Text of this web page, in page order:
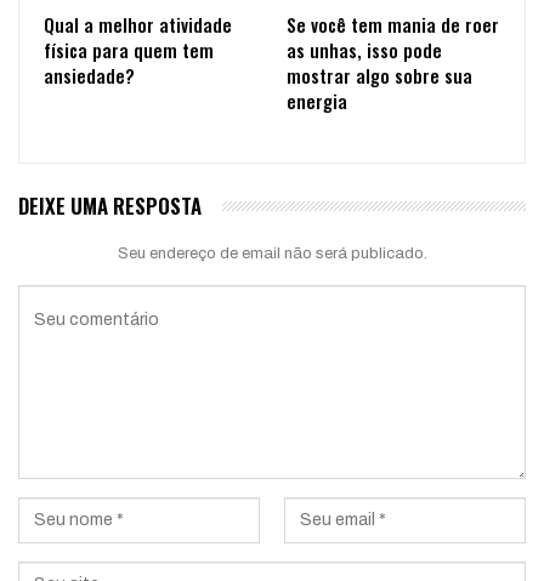
Qual a melhor atividade
física para quem tem
ansiedade?
Se você tem mania de roer
as unhas, isso pode
mostrar algo sobre sua
energia
DEIXE UMA RESPOSTA
Seu endereço de email não será publicado.